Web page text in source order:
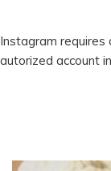
Instagram requires
autorized account